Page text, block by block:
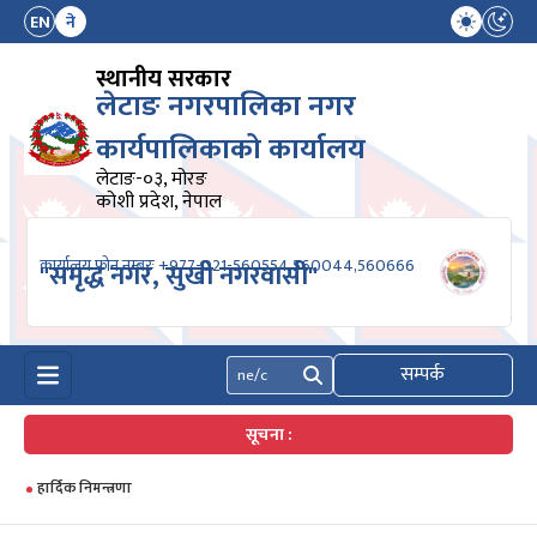
EN ने
स्थानीय सरकार
लेटाङ नगरपालिका नगर
कार्यपालिकाको कार्यालय
लेटाङ-०३, मोरङ
कोशी प्रदेश, नेपाल
कार्यालय फोन नम्बरः +977-021-560554,560044,560666
"समृद्ध नगर, सुखी नगरवासी"
खोज्नुहोस् सम्पर्क
सूचना :
हार्दिक निमन्त्रणा